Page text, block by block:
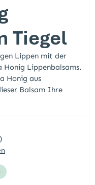
Tiegel
Lippen mit der
Honig Lippenbalsams.
Honig aus
Balsam Ihre